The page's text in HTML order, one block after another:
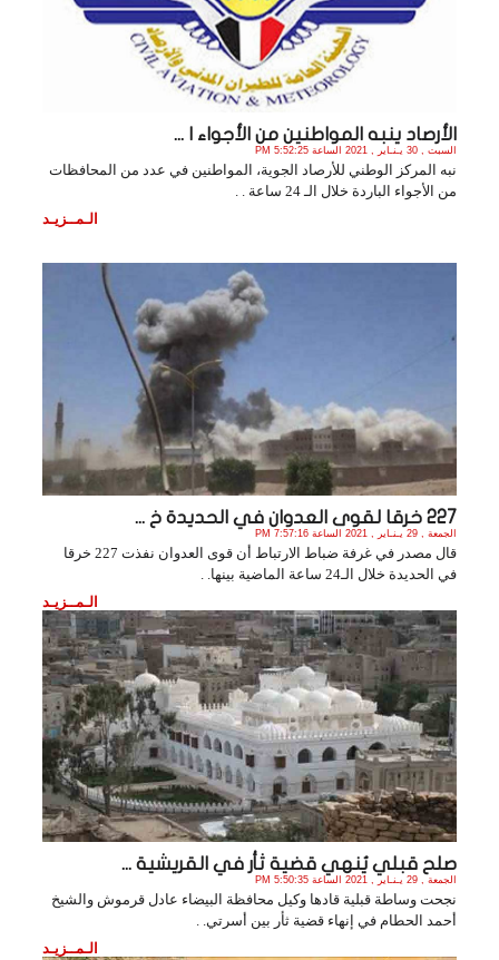
الأرصاد ينبه المواطنين من الأجواء ا ...
السبت , 30 يـنـاير , 2021 الساعة 5:52:25 PM
نبه المركز الوطني للأرصاد الجوية، المواطنين في عدد من المحافظات
من الأجواء الباردة خلال الـ 24 ساعة . .
الـمــزيـد
227 خرقا لقوى العدوان في الحديدة خ ...
الجمعة , 29 يـنـاير , 2021 الساعة 7:57:16 PM
قال مصدر في غرفة ضباط الارتباط أن قوى العدوان نفذت 227 خرقا
في الحديدة خلال الـ24 ساعة الماضية بينها. .
الـمــزيـد
صلح قبلي يُنهي قضية ثأر في القريشية ...
الجمعة , 29 يـنـاير , 2021 الساعة 5:50:35 PM
نجحت وساطة قبلية قادها وكيل محافظة البيضاء عادل قرموش والشيخ
أحمد الحطام في إنهاء قضية ثأر بين أسرتي. .
الـمــزيـد